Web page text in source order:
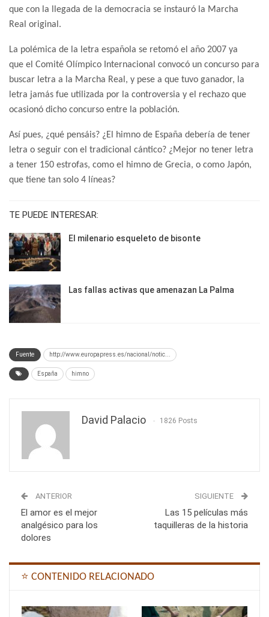
que con la llegada de la democracia se instauró la Marcha
Real original.
La polémica de la letra española se retomó el año 2007 ya
que el Comité Olímpico Internacional convocó un concurso para
buscar letra a la Marcha Real, y pese a que tuvo ganador, la
letra jamás fue utilizada por la controversia y el rechazo que
ocasionó dicho concurso entre la población.
Así pues, ¿qué pensáis? ¿El himno de España debería de tener
letra o seguir con el tradicional cántico? ¿Mejor no tener letra
a tener 150 estrofas, como el himno de Grecia, o como Japón,
que tiene tan solo 4 líneas?
TE PUEDE INTERESAR:
El milenario esqueleto de bisonte
Las fallas activas que amenazan La Palma
Fuente http://www.europapress.es/nacional/notic...
España himno
David Palacio 1826 Posts
ANTERIOR
El amor es el mejor
analgésico para los
dolores
SIGUIENTE
Las 15 películas más
taquilleras de la historia
⭐ CONTENIDO RELACIONADO